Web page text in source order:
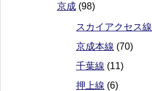
京成 (98)
スカイアクセス線
京成本線 (70)
千葉線 (11)
押上線 (6)